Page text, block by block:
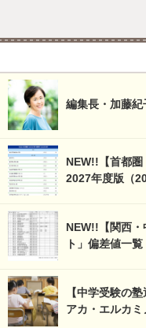
編集長・加藤紀
NEW!!【首都圏
2027年度版（
NEW!!【関西・
ト」偏差値一覧
【中学受験の
アカ・エルカ